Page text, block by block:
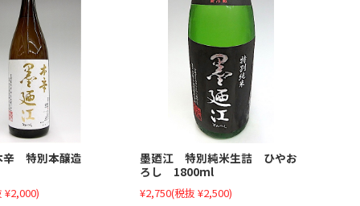
特別本醸造
¥2,000)
墨廼江 特別純米生詰 ひやお
ろし 1800ml
¥2,750(税抜 ¥2,500)